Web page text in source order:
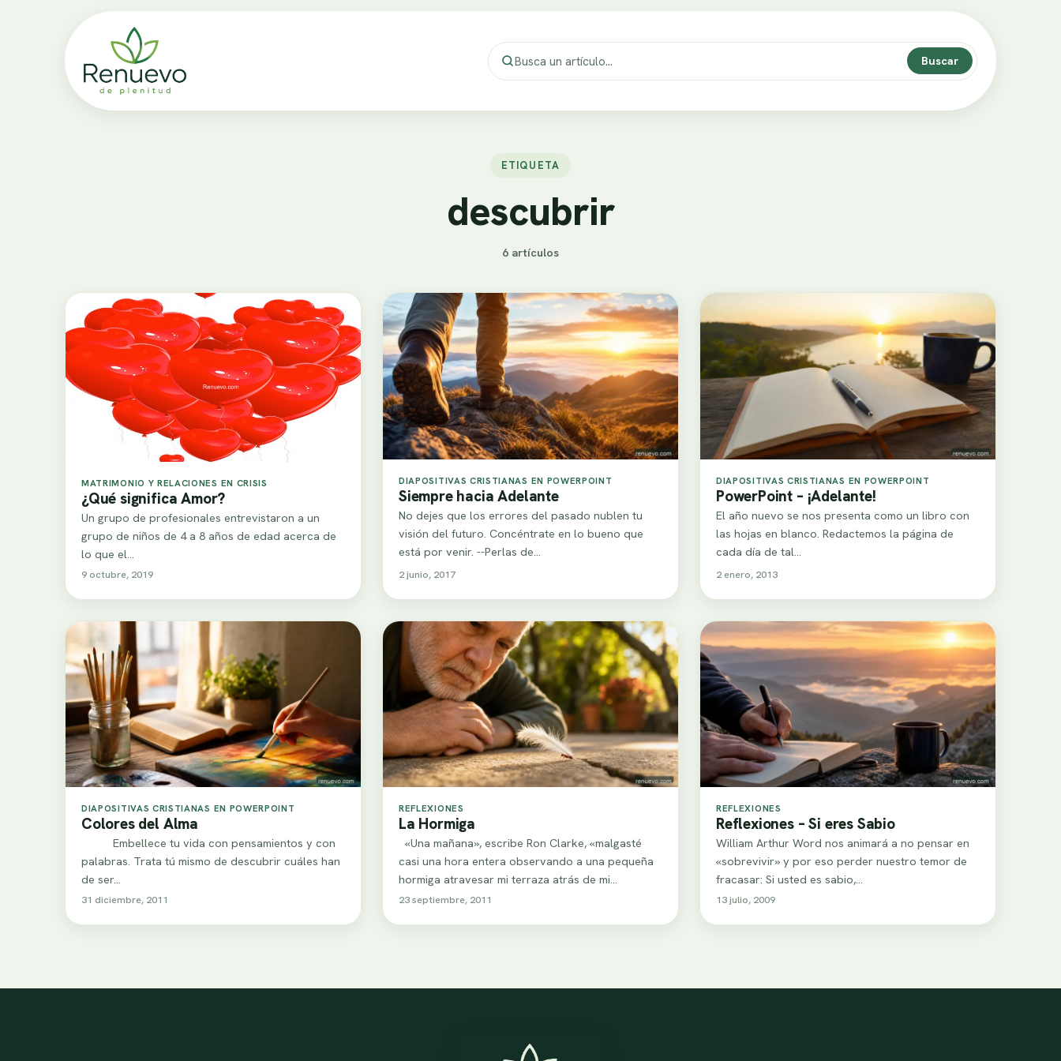
Buscar
ETIQUETA
descubrir
6 artículos
MATRIMONIO Y RELACIONES EN CRISIS
¿Qué significa Amor?
Un grupo de profesionales entrevistaron a un
grupo de niños de 4 a 8 años de edad acerca de
lo que el…
9 octubre, 2019
DIAPOSITIVAS CRISTIANAS EN POWERPOINT
Siempre hacia Adelante
No dejes que los errores del pasado nublen tu
visión del futuro. Concéntrate en lo bueno que
está por venir. --Perlas de…
2 junio, 2017
DIAPOSITIVAS CRISTIANAS EN POWERPOINT
PowerPoint – ¡Adelante!
El año nuevo se nos presenta como un libro con
las hojas en blanco. Redactemos la página de
cada día de tal…
2 enero, 2013
DIAPOSITIVAS CRISTIANAS EN POWERPOINT
Colores del Alma
Embellece tu vida con pensamientos y con
palabras. Trata tú mismo de descubrir cuáles han
de ser…
31 diciembre, 2011
REFLEXIONES
La Hormiga
«Una mañana», escribe Ron Clarke, «malgasté
casi una hora entera observando a una pequeña
hormiga atravesar mi terraza atrás de mi…
23 septiembre, 2011
REFLEXIONES
Reflexiones – Si eres Sabio
William Arthur Word nos animará a no pensar en
«sobrevivir» y por eso perder nuestro temor de
fracasar: Si usted es sabio,…
13 julio, 2009